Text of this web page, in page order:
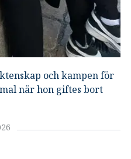
och kampen för
när hon giftes bort